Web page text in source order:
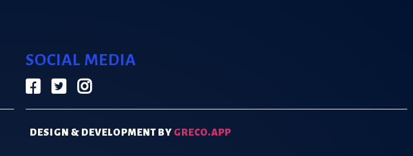
SOCIAL MEDIA
DESIGN & DEVELOPMENT BY GRECO.APP